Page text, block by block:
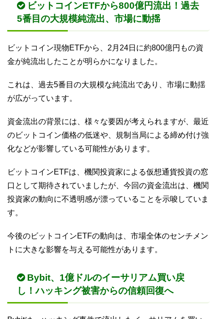
ビットコインETFから800億円流出！過去
5番目の大規模純流出、市場に動揺
ビットコイン現物ETFから、2月24日に約800億円もの資
金が純流出したことが明らかになりました。
これは、過去5番目の大規模な純流出であり、市場に動揺
が広がっています。
資金流出の背景には、様々な要因が考えられますが、最近
のビットコイン価格の低迷や、規制当局による締め付け強
化などが影響している可能性があります。
ビットコインETFは、機関投資家による仮想通貨投資の窓
口として期待されていましたが、今回の資金流出は、機関
投資家の動向に不透明感が漂っていることを示唆していま
す。
今後のビットコインETFの動向は、市場全体のセンチメン
トに大きな影響を与える可能性があります。
Bybit、1億ドルのイーサリアム買い戻
し！ハッキング被害からの信頼回復へ